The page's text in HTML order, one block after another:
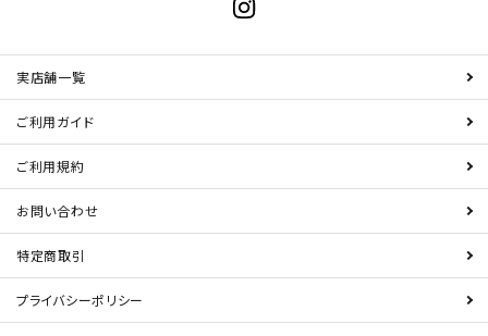
実店舗一覧
ご利用ガイド
ご利用規約
お問い合わせ
特定商取引
プライバシーポリシー